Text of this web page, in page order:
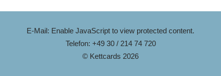
E-Mail: Enable JavaScript to view protected content.
Telefon: +49 30 / 214 74 720
© Kettcards 2026